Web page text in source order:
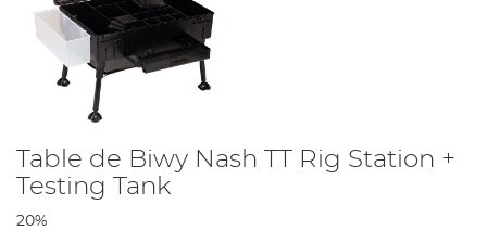
Table de Biwy Nash TT Rig Station +
Testing Tank
20%